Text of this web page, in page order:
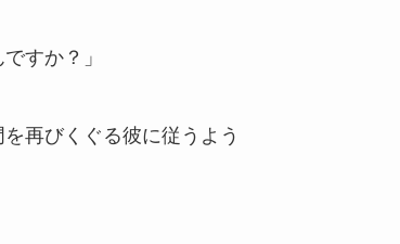
すか？」
再びくぐる彼に従うよう